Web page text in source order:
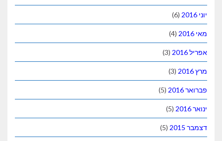
יוני 2016 (6)
מאי 2016 (4)
אפריל 2016 (3)
מרץ 2016 (3)
פברואר 2016 (5)
ינואר 2016 (5)
דצמבר 2015 (5)